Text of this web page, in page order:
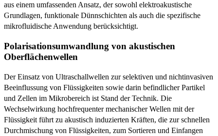
aus einem umfassenden Ansatz, der sowohl elektroakustische
Grundlagen, funktionale Dünnschichten als auch die spezifische
mikrofluidische Anwendung berücksichtigt.
Polarisationsumwandlung von akustischen
Oberflächenwellen
Der Einsatz von Ultraschallwellen zur selektiven und nichtinvasiven
Beeinflussung von Flüssigkeiten sowie darin befindlicher Partikel
und Zellen im Mikrobereich ist Stand der Technik. Die
Wechselwirkung hochfrequenter mechanischer Wellen mit der
Flüssigkeit führt zu akustisch induzierten Kräften, die zur schnellen
Durchmischung von Flüssigkeiten, zum Sortieren und Einfangen